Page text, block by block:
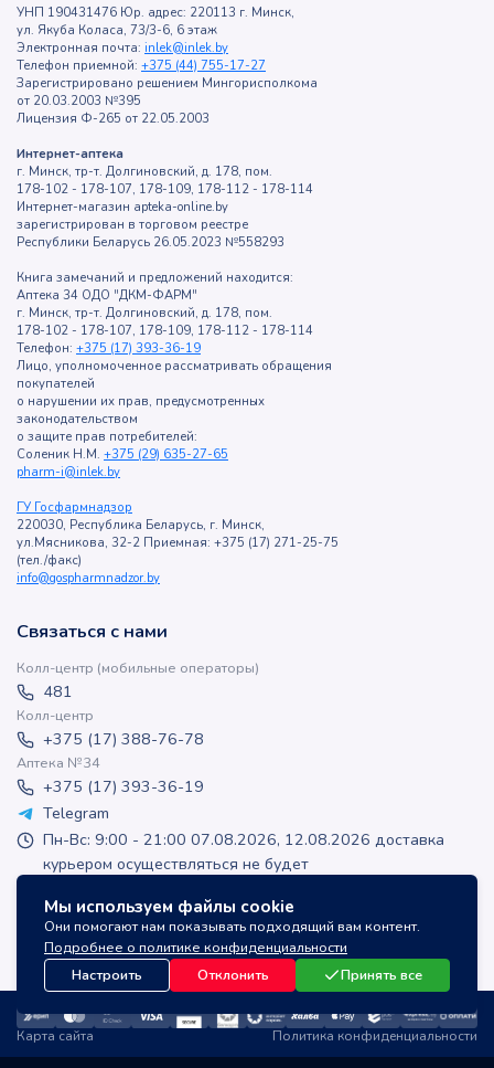
Мы используем файлы cookie
Они помогают нам показывать подходящий вам контент.
Подробнее о политике конфиденциальности
Настроить
Отклонить Принять все
УНП 190431476 Юр. адрес: 220113 г. Минск,
ул. Якуба Коласа, 73/3-6, 6 этаж
Электронная почта: inlek@inlek.by
Телефон приемной: +375 (44) 755-17-27
Зарегистрировано решением Мингорисполкома
от 20.03.2003 №395
Лицензия Ф-265 от 22.05.2003
Интернет-аптека
г. Минск, тр-т. Долгиновский, д. 178, пом.
178-102 - 178-107, 178-109, 178-112 - 178-114
Интернет-магазин apteka-online.by
зарегистрирован в торговом реестре
Республики Беларусь 26.05.2023 №558293
Книга замечаний и предложений находится:
Аптека 34 ОДО "ДКМ-ФАРМ"
г. Минск, тр-т. Долгиновский, д. 178, пом.
178-102 - 178-107, 178-109, 178-112 - 178-114
Телефон: +375 (17) 393-36-19
Лицо, уполномоченное рассматривать обращения
покупателей
о нарушении их прав, предусмотренных
законодательством
о защите прав потребителей:
Соленик Н.М. +375 (29) 635-27-65
pharm-i@inlek.by
ГУ Госфармнадзор
220030, Республика Беларусь, г. Минск,
ул.Мясникова, 32-2 Приемная: +375 (17) 271-25-75
(тел./факс)
info@gospharmnadzor.by
Связаться с нами
Колл-центр (мобильные операторы)
481
Колл-центр
+375 (17) 388-76-78
Аптека №34
+375 (17) 393-36-19
Telegram
Пн-Вс: 9:00 - 21:00 07.08.2026, 12.08.2026 доставка
курьером осуществляться не будет
inlek_apteka
inlek_apteka
Карта сайта Политика конфиденциальности